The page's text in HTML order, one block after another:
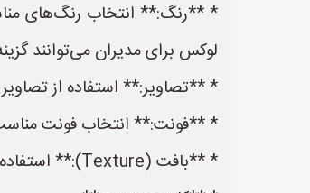
* **رنگ:** انتخاب رنگ‌های
لوکس برای مدیران می‌توانند
* **تصاویر:** استفاده از
* **فونت:** انتخاب فونت
* **بافت (Texture):** استفاده از بافت‌های مختلف در جعبه (مانند بافت مات، براق، یا برجسته) می‌تواند حس لمس و کیفیت را القا کند.